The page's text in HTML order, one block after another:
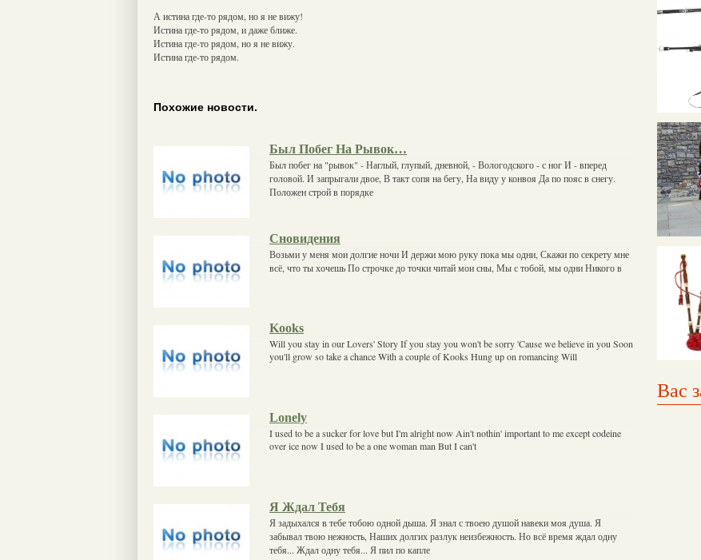
Вас
А истина где-то рядом, но я не вижу!
Истина где-то рядом, и даже ближе.
Истина где-то рядом, но я не вижу.
Истина где-то рядом.
Похожие новости.
Был Побег На Рывок…
Был побег на "рывок" - Наглый, глупый, дневной, - Вологодского - с ног И - вперед
головой. И запрыгали двое, В такт сопя на бегу, На виду у конвоя Да по пояс в снегу.
Положен строй в порядке
Сновидения
Возьми у меня мои долгие ночи И держи мою руку пока мы одни, Скажи по секрету мне
всё, что ты хочешь По строчке до точки читай мои сны, Мы с тобой, мы одни Никого в
Kooks
Will you stay in our Lovers' Story If you stay you won't be sorry 'Cause we believe in you Soon
you'll grow so take a chance With a couple of Kooks Hung up on romancing Will
Lonely
I used to be a sucker for love but I'm alright now Ain't nothin' important to me except codeine
over ice now I used to be a one woman man But I can't
Я Ждал Тебя
Я задыхался в тебе тобою одной дыша. Я знал с твоею душой навеки моя душа. Я
забывал твою нежность, Наших долгих разлук неизбежность. Но всё время ждал одну
тебя... Ждал одну тебя... Я пил по капле